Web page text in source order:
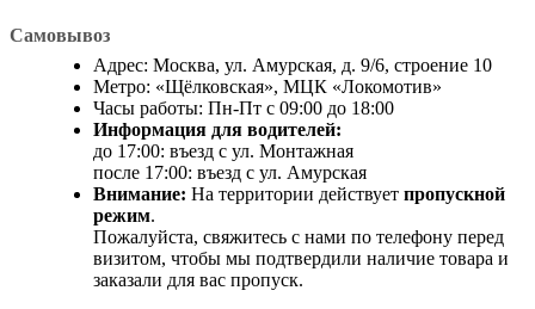
Самовывоз
Адрес: Москва, ул. Амурская, д. 9/6, строение 10
Метро: «Щёлковская», МЦК «Локомотив»
Часы работы: Пн-Пт с 09:00 до 18:00
Информация для водителей:
до 17:00: въезд с ул. Монтажная
после 17:00: въезд с ул. Амурская
Внимание: На территории действует пропускной
режим.
Пожалуйста, свяжитесь с нами по телефону перед
визитом, чтобы мы подтвердили наличие товара и
заказали для вас пропуск.